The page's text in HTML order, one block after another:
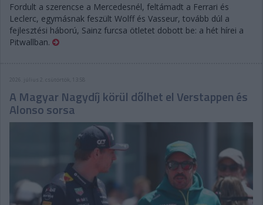
Fordult a szerencse a Mercedesnél, feltámadt a Ferrari és
Leclerc, egymásnak feszült Wolff és Vasseur, tovább dúl a
fejlesztési háború, Sainz furcsa ötletet dobott be: a hét hírei a
Pitwallban.
2026. július 2. csütörtök, 13:58
A Magyar Nagydíj körül dőlhet el Verstappen és
Alonso sorsa